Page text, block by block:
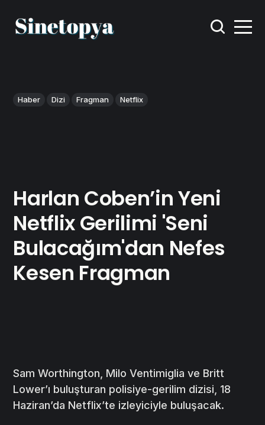
Haber Dizi Fragman Netflix
Harlan Coben’in Yeni
Netflix Gerilimi 'Seni
Bulacağım'dan Nefes
Kesen Fragman
Sam Worthington, Milo Ventimiglia ve Britt
Lower’ı buluşturan polisiye-gerilim dizisi, 18
Haziran’da Netflix’te izleyiciyle buluşacak.